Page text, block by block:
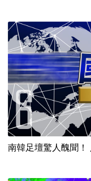
南韓足壇驚人醜聞！